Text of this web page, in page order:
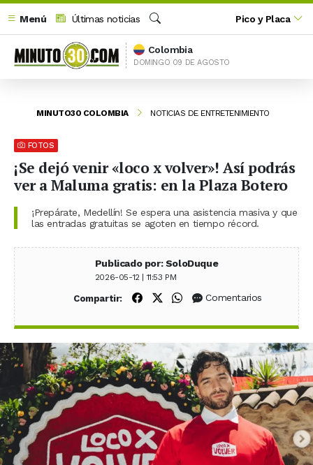
Menú
Últimas noticias
Buscar
Pico y Placa
Colombia
DOMINGO 09 DE AGOSTO
MINUTO30 COLOMBIA NOTICIAS DE ENTRETENIMIENTO
FOTOS
¡Se dejó venir «loco x volver»! Así podrás
ver a Maluma gratis: en la Plaza Botero
¡Prepárate, Medellín! Se espera una asistencia masiva y que
las entradas gratuitas se agoten en tiempo récord.
Publicado por: SoloDuque
2026-05-12 | 11:53 PM
Compartir: Compartir en Facebook
Compartir en X (Twitter)
Compartir en WhatsApp
Comentarios